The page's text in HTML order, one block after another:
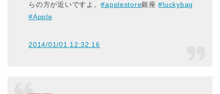
らの方が近いですよ。#applestore銀座#luckybag
#Apple
2014/01/01 12:32:16